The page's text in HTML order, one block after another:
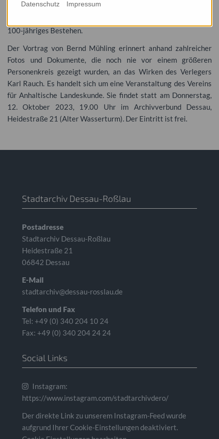
wo 1950 „Der kleine Prinz“ von Antoine de Saint-Exupéry
100-jähriges Bestehen.
Der Vortrag von Bernd Mühling erinnert anhand zahlreicher
Fotos und Dokumente, die noch nie vor einem größeren
Personenkreis gezeigt wurden, an das Wirken des Verlegers
Karl Rauch. Es handelt sich um eine Veranstaltung des Vereins
für Anhaltische Landeskunde. Sie findet statt am Donnerstag,
12. Oktober 2023, 19.00 Uhr im Archivverbund Dessau,
Heidestraße 21 (Alter Wasserturm). Der Eintritt ist frei.
Stadtarchiv Dessau-Roßlau
Postadresse
Stadtarchiv Dessau-Roßlau
Heidestraße 21
06842 Dessau
E-Mail
stadtarchiv@dessau-rosslau.de
Telefon und Fax
Tel: +49 (0) 340 204 10 24
Fax: +49 (0) 340 204 24 24
Social Links
Instagram:
https://www.instagram.com/stadtarchivdero/
Der direkte Link zu unserem Instagram-Feed wurde
aufgrund Ihrer Cookie-Einstellungen deaktiviert.
Datenschutz Impressum